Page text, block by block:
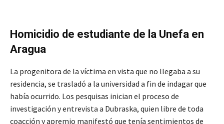
Homicidio de estudiante de la Unefa en
Aragua
La progenitora de la víctima en vista que no llegaba a su
residencia, se trasladó a la universidad a fin de indagar que
había ocurrido. Los pesquisas inician el proceso de
investigación y entrevista a Dubraska, quien libre de toda
coacción y apremio manifestó que tenía sentimientos de